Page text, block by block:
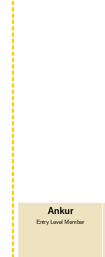
Ankur
Entry Level Member